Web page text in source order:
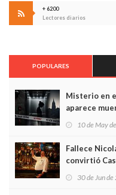
+ 6200
Lectores diarios
POPULARES
Misterio en
aparece
edificio y las
10 de May
Fallece
convirtió
Asturias en
30 de Jun